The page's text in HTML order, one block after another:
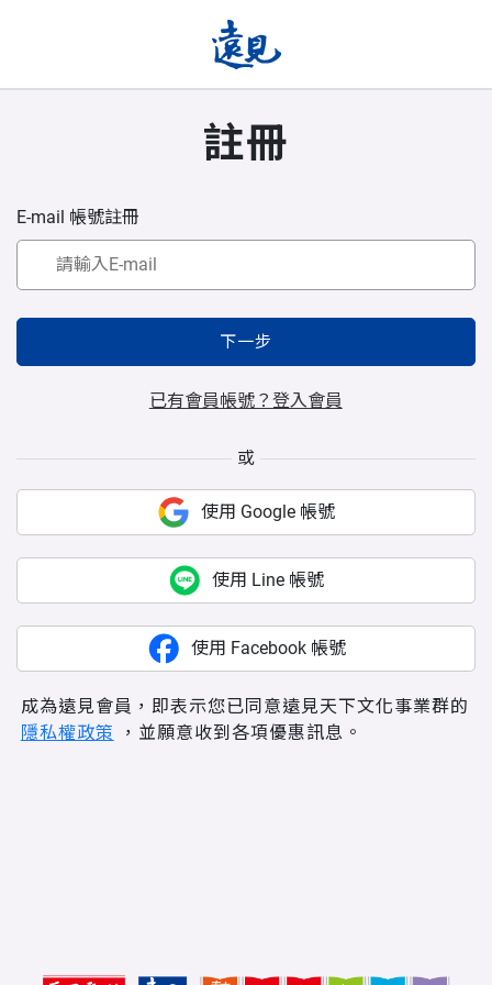
註冊
E-mail 帳號註冊
下一步
已有會員帳號？登入會員
或
使用 Google 帳號
使用 Line 帳號
使用 Facebook 帳號
成為遠見會員，即表示您已同意遠見天下文化事業群的
隱私權政策 ，並願意收到各項優惠訊息。